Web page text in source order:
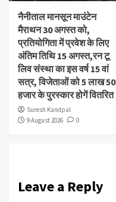
नैनीताल मानसून माउंटेन
मैराथन 30 अगस्त को,
प्रतियोगिता में प्रवेश के लिए
अंतिम तिथि 15 अगस्त,रन टू
लिव संस्था का इस वर्ष 15 वां
सत्र, विजेताओं को 5 लाख 50
हजार के पुरस्कार होगें वितरित
Suresh Kandpal
9 August 2026
0
Leave a Reply